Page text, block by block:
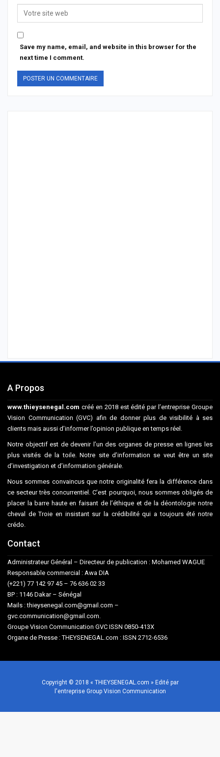
Save my name, email, and website in this browser for the
next time I comment.
A Propos
www.thieysenegal.com créé en 2018 est édité par l’entreprise Groupe
Vision Communication (GVC) afin de donner plus de visibilité à ses
clients mais aussi d’informer l’opinion publique en temps réel.
Notre objectif est de devenir l’un des organes de presse en lignes les
plus visités de la toile. Notre site d’information se veut être un site
d’investigation et d’information générale.
Nous sommes convaincus que notre originalité fera la différence dans
ce secteur très concurrentiel. C’est pourquoi, nous sommes obligés de
placer la barre haute en faisant de l’éthique et de la déontologie notre
cheval de Troie en insistant sur la crédibilité qui a toujours été notre
crédo.
Contact
Administrateur Général – Directeur de publication : Mohamed WAGUE
Responsable commercial : Awa DIA
(+221) 77 142 97 45 – 76 636 02 33
BP : 1146 Dakar – Sénégal
Mails : thieysenegal.com@gmail.com –
gvc.communication@gmail.com.
Groupe Vision Communication GVC ISSN 0850-413X
Organe de Presse : THEYSENEGAL.com : ISSN 2712-6536
Copyright © 2018 « THIEYSENEGAL.com » Edité par
l'entreprise Group Vision Communication